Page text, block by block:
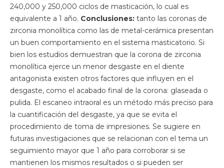
240,000 y 250,000 ciclos de masticación, lo cual es
equivalente a 1 año. Conclusiones:tanto las coronas de
zirconia monolítica como las de metal-cerámica presentan
un buen comportamiento en el sistema masticatorio. Si
bien los estudios demuestran que la corona de zirconia
monolítica ejerce un menor desgaste en el diente
antagonista existen otros factores que influyen en el
desgaste, como el acabado final de la corona: glaseada o
pulida. El escaneo intraoral es un método más preciso para
la cuantificación del desgaste, ya que se evita el
procedimiento de toma de impresiones. Se sugiere en
futuras investigaciones que se relacionan con el tema un
seguimiento mayor que 1 año para corroborar si se
mantienen los mismos resultados o si pueden ser